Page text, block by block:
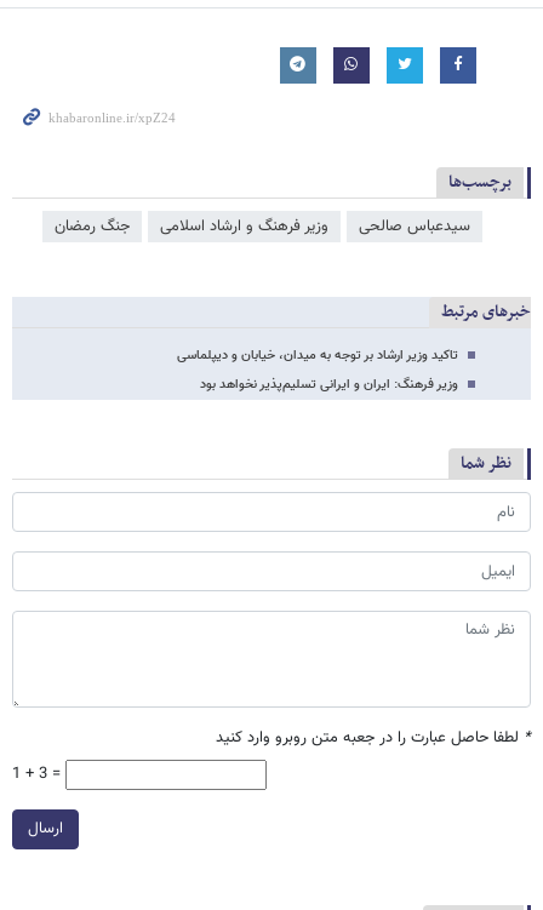
برچسب‌ها
سیدعباس صالحی وزیر فرهنگ و ارشاد اسلامی جنگ رمضان
خبرهای مرتبط
تاکید وزیر ارشاد بر توجه به میدان، خیابان و دیپلماسی
وزیر فرهنگ: ایران و ایرانی تسلیم‌پذیر نخواهد بود
نظر شما
* لطفا حاصل عبارت را در جعبه متن روبرو وارد کنید
1 + 3 =
ارسال